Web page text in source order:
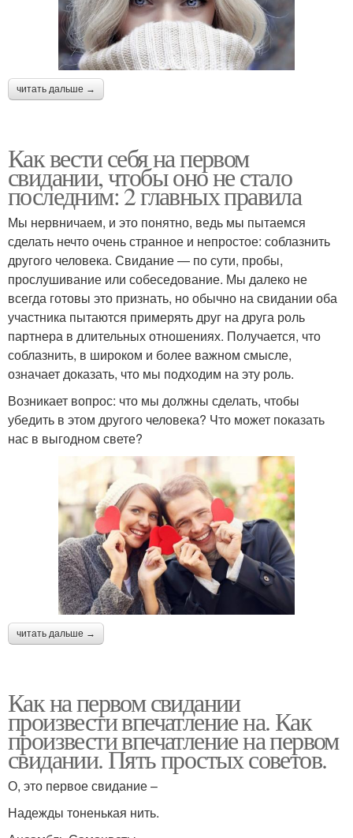
читать дальше →
Как вести себя на первом
свидании, чтобы оно не стало
последним: 2 главных правила
Мы нервничаем, и это понятно, ведь мы пытаемся
сделать нечто очень странное и непростое: соблазнить
другого человека. Свидание — по сути, пробы,
прослушивание или собеседование. Мы далеко не
всегда готовы это признать, но обычно на свидании оба
участника пытаются примерять друг на друга роль
партнера в длительных отношениях. Получается, что
соблазнить, в широком и более важном смысле,
означает доказать, что мы подходим на эту роль.
Возникает вопрос: что мы должны сделать, чтобы
убедить в этом другого человека? Что может показать
нас в выгодном свете?
читать дальше →
Как на первом свидании
произвести впечатление на. Как
произвести впечатление на первом
свидании. Пять простых советов.
О, это первое свидание –
Надежды тоненькая нить.